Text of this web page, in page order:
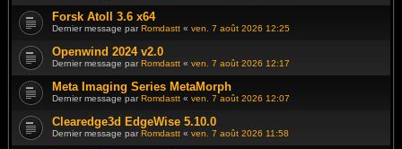
Forsk Atoll 3.6 x64
Dernier message parRomdastt « ven. 7 août 2026 12:25
Openwind 2024 v2.0
Dernier message parRomdastt « ven. 7 août 2026 12:17
Meta Imaging Series MetaMorph
Dernier message parRomdastt « ven. 7 août 2026 12:07
Clearedge3d EdgeWise 5.10.0
Dernier message parRomdastt « ven. 7 août 2026 11:58